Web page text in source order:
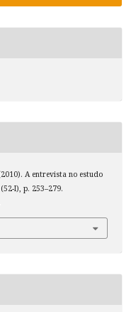
A entrevista no estudo
I), p. 253–279.